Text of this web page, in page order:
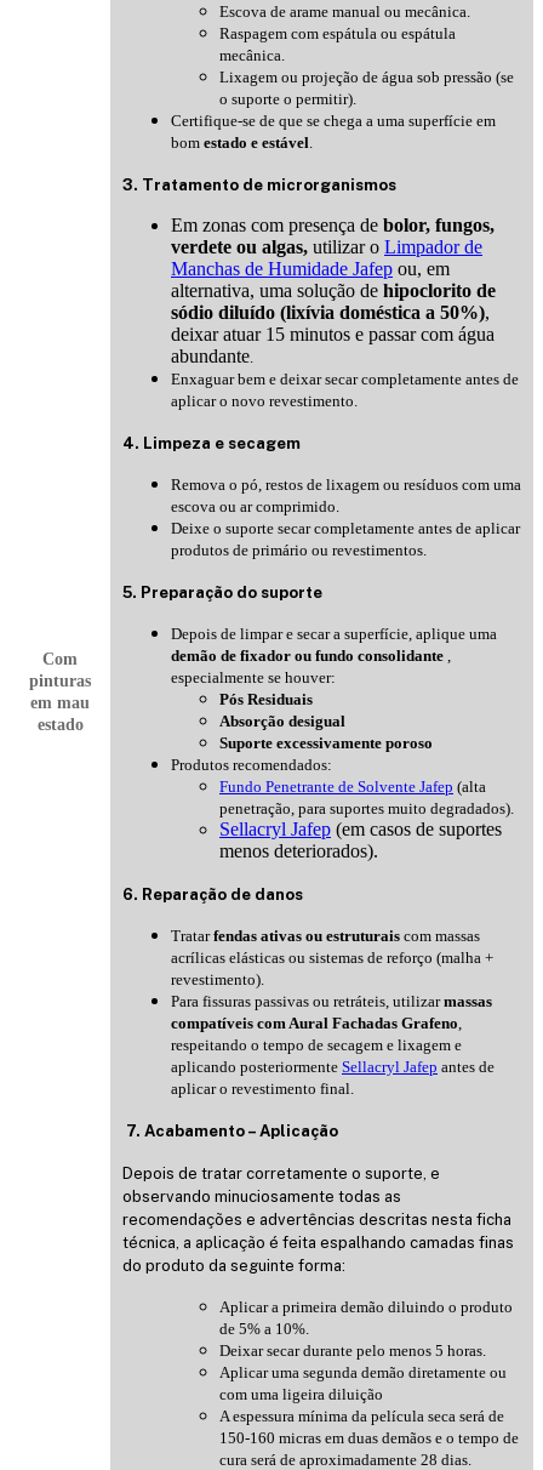
Com
pinturas
em mau
estado
Escova de arame manual ou mecânica.
Raspagem com espátula ou espátula
mecânica.
Lixagem ou projeção de água sob pressão (se
o suporte o permitir).
Certifique-se de que se chega a uma superfície em
bom estado e estável
3. Tratamento de microrganismos
Em zonas com presença de bolor, fungos,
verdete ou algas, utilizar o Limpador de
Manchas de Humidade Jafep ou, em
alternativa, uma solução de hipoclorito de
sódio diluído (lixívia doméstica a 50%),
deixar atuar 15 minutos e passar com água
abundante
Enxaguar bem e deixar secar completamente antes de
aplicar o novo revestimento.
4. Limpeza e secagem
Remova o pó, restos de lixagem ou resíduos com uma
escova ou ar comprimido.
Deixe o suporte secar completamente antes de aplicar
produtos de primário ou revestimentos.
5. Preparação do suporte
Depois de limpar e secar a superfície, aplique uma
demão de fixador ou fundo consolidante
especialmente se houver:
Pós Residuais
Absorção desigual
Suporte excessivamente poroso
Produtos recomendados:
Fundo Penetrante de Solvente Jafep (alta
penetração, para suportes muito degradados).
Sellacryl Jafep (em casos de suportes
menos deteriorados).
6. Reparação de danos
Tratarfendas ativas ou estruturais com massas
acrílicas elásticas ou sistemas de reforço (malha +
revestimento).
Para fissuras passivas ou retráteis, utilizarmassas
compatíveis com Aural Fachadas Grafeno
respeitando o tempo de secagem e lixagem e
aplicando posteriormente Sellacryl Jafep antes de
aplicar o revestimento final.
7. Acabamento – Aplicação
Depois de tratar corretamente o suporte, e
observando minuciosamente todas as
recomendações e advertências descritas nesta ficha
técnica, a aplicação é feita espalhando camadas finas
do produto da seguinte forma:
Aplicar a primeira demão diluindo o produto
de 5% a 10%.
Deixar secar durante pelo menos 5 horas.
Aplicar uma segunda demão diretamente ou
com uma ligeira diluição
A espessura mínima da película seca será de
150-160 micras em duas demãos e o tempo de
cura será de aproximadamente 28 dias.